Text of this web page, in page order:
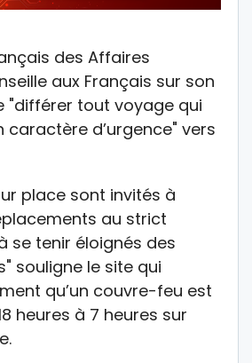
des Affaires
aux Français sur son
"différer tout voyage qui
caractère d’urgence" vers
place sont invités à
au strict
se tenir éloignés des
souligne le site qui
qu’un couvre-feu est
heures à 7 heures sur